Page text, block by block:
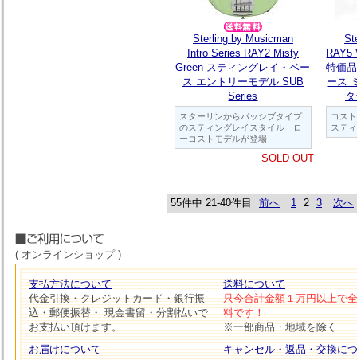
Sterling by Musicman
Intro Series RAY2 Misty
Green スティングレイ・ベー
ス エントリーモデル SUB
Series
スターリンからパッシブタイプ
のスティングレイスタイル ロ
ーコストモデルが登場
SOLD OUT
RAY5
特価
ース
コス
ステ
55件中 21-40件目 前へ 1 2 3 次へ
( オンラインショップ )
支払方法について
代金引換・クレジットカード・銀行振
込・郵便振替・ 現金書留・分割払いで
お支払い頂けます。
お届けについて
送料について
只今合計金額１万円以上で
料です！
※一部商品・地域を除く
キャンセル・返品・交換に